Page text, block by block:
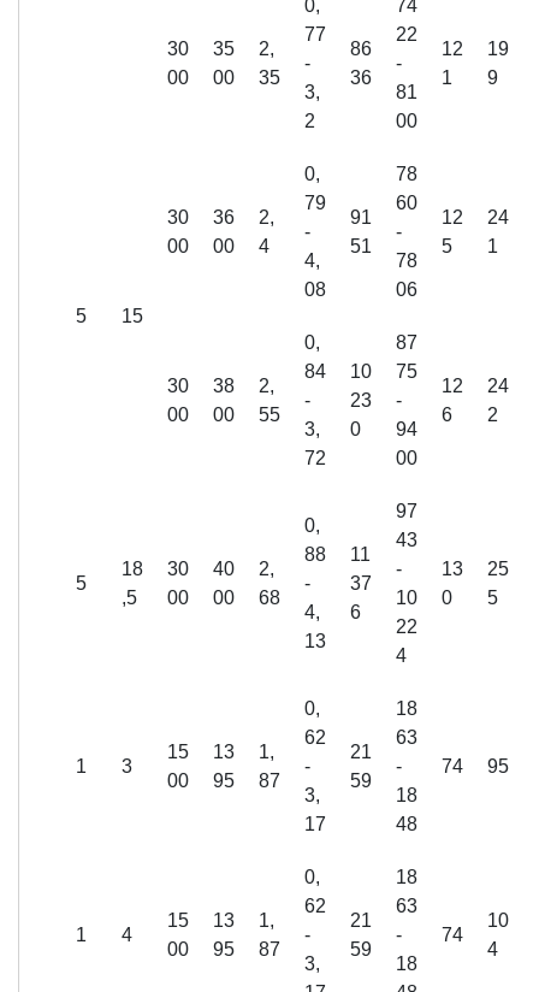
30
00
35
00
2,
35
0,
77
-
3,
2
86
36
74
22
-
81
00
12
1
19
9
5 15
30
00
36
00
2,
4
0,
79
-
4,
08
91
51
78
60
-
78
06
12
5
24
1
30
00
38
00
2,
55
0,
84
-
3,
72
10
23
0
87
75
-
94
00
12
6
24
2
5
18
,5
30
00
40
00
2,
68
0,
88
-
4,
13
11
37
6
97
43
-
10
22
4
13
0
25
5
1 3
15
00
13
95
1,
87
0,
62
-
3,
17
21
59
18
63
-
18
48
74 95
1 4
15
00
13
95
1,
87
0,
62
-
3,
21
59
18
63
-
18
74
10
4